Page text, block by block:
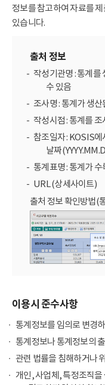
정보를 참고하여 자료를
있습니다.
출처 정보
작성기관명 : 통계를
수 있음
조사명 : 통계가 생산
작성시점 : 통계를
참조일자 : KOSIS
날짜
통계표명 : 통계가
URL (상세사이트)
출처 정보 확인방법(
이용시 준수사항
통계정보를 임의로 변경
통계정보나 통계정보의
관련 법률을 침해하거나
개인, 사업체, 특정조직